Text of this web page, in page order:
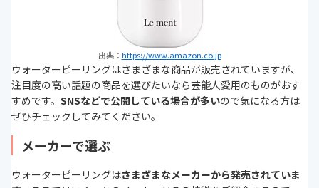
出典： https://www.amazon.co.jp
ウォーターピーリングはさまざまな商品が販売されていますが、
注目度の高い話題の商品を選びたいなら芸能人愛用のものがおす
すめです。 SNSなどで公開している場合が多いので気になる方は
ぜひチェックしてみてください。
メーカーで選ぶ
ウォーターピーリングはさまざまなメーカーから発売されていま